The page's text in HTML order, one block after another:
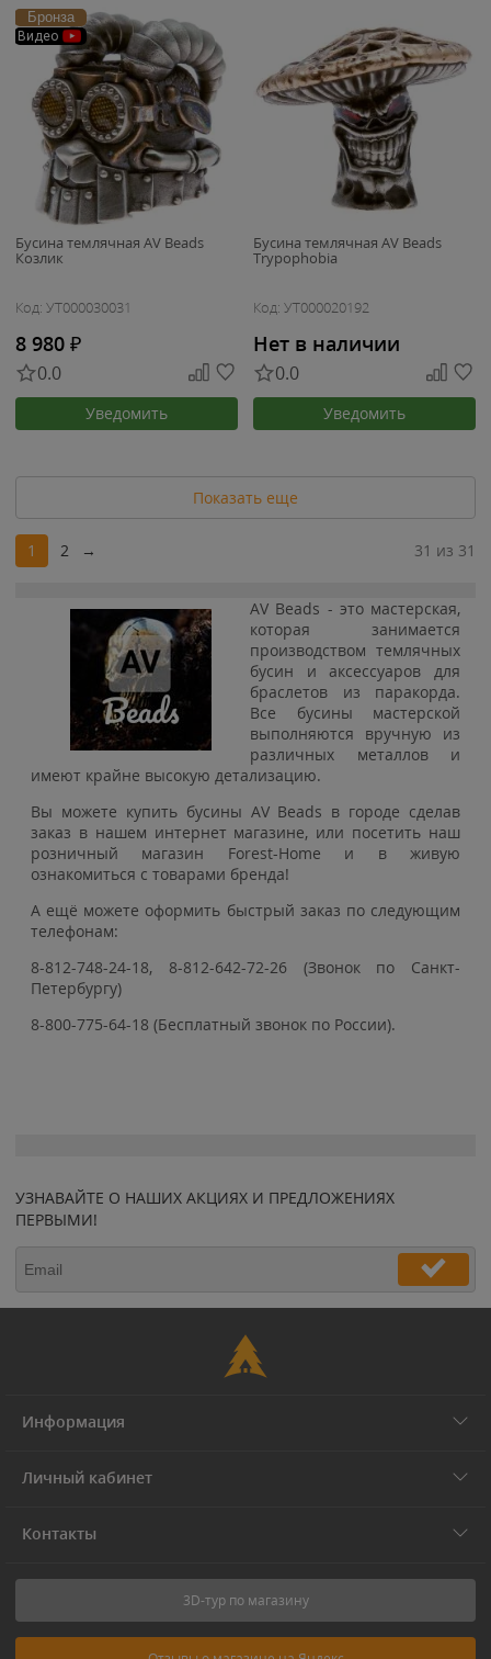
Бронза
Видео
Бусина темлячная AV Beads
Козлик
Код: УТ000030031
8 980 ₽
0.0
Уведомить
Бусина темлячная AV Beads
Trypophobia
Код: УТ000020192
Нет в наличии
0.0
Уведомить
Показать еще
1 2 → 31 из 31
AV Beads - это мастерская,
которая занимается
производством темлячных
бусин и аксессуаров для
браслетов из паракорда.
Все бусины мастерской
выполняются вручную из
различных металлов и
имеют крайне высокую детализацию.
Вы можете купить бусины AV Beads в городе сделав
заказ в нашем интернет магазине, или посетить наш
розничный магазин Forest-Home и в живую
ознакомиться с товарами бренда!
А ещё можете оформить быстрый заказ по следующим
телефонам:
8-812-748-24-18, 8-812-642-72-26 (Звонок по Санкт-
Петербургу)
8-800-775-64-18 (Бесплатный звонок по России).
УЗНАВАЙТЕ О НАШИХ АКЦИЯХ И ПРЕДЛОЖЕНИЯХ
ПЕРВЫМИ!
Информация
Личный кабинет
Контакты
3D-тур по магазину